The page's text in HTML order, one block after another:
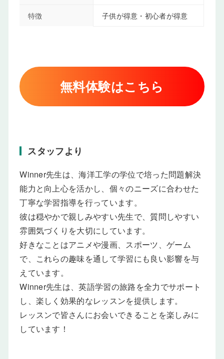
特徴 子供が得意・初心者が得意
無料体験はこちら
スタッフより
Winner先生は、海洋工学の学位で培った問題解決
能力と向上心を活かし、個々のニーズに合わせた
丁寧な学習指導を行っています。
彼は穏やかで親しみやすい先生で、質問しやすい
雰囲気づくりを大切にしています。
好きなことはアニメや漫画、スポーツ、ゲーム
で、これらの趣味を通して学習にも良い影響を与
えています。
Winner先生は、英語学習の旅路を全力でサポート
し、楽しく効果的なレッスンを提供します。
レッスンで皆さんにお会いできることを楽しみに
しています！